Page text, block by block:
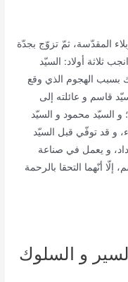
المقدّسة، ثمّ تزوّج بجدّة
ثلاثة أولاد: السيّد
بسبب الهجوم الذي وقع
قاسم و عائلته إلى
و السيّد محمود و السيّد
و قد توفّي قبل السيّد
و يعمل في صناعة
أنّهما التحقا بالرحمة
و السلوك